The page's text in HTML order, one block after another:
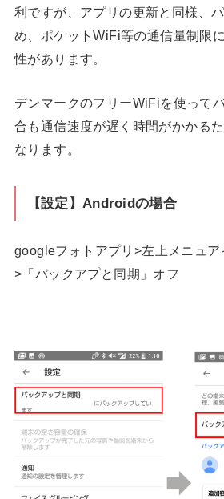
利ですが、アプリの更新と同様、
め、ポケットWiFi等の通信量制限
性があります。
デンマークのフリーWiFiを使って
合も通信速度が遅く時間がかかる
なります。
【設定】Androidの場合
googleフォトアプリ>左上メニュア
>「バックアプと同期」オフ